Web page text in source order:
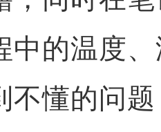
中的温度
不懂的问